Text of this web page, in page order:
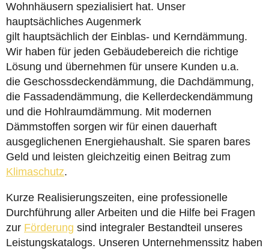
Wohnhäusern spezialisiert hat. Unser
hauptsächliches Augenmerk
gilt hauptsächlich der Einblas- und Kerndämmung.
Wir haben für jeden Gebäudebereich die richtige
Lösung und übernehmen für unsere Kunden u.a.
die Geschossdeckendämmung, die Dachdämmung,
die Fassadendämmung, die Kellerdeckendämmung
und die Hohlraumdämmung. Mit modernen
Dämmstoffen sorgen wir für einen dauerhaft
ausgeglichenen Energiehaushalt. Sie sparen bares
Geld und leisten gleichzeitig einen Beitrag zum
Klimaschutz.
Kurze Realisierungszeiten, eine professionelle
Durchführung aller Arbeiten und die Hilfe bei Fragen
zur Förderung sind integraler Bestandteil unseres
Leistungskatalogs. Unseren Unternehmenssitz haben